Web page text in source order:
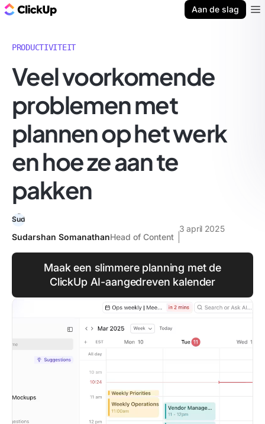
Aan de slag
PRODUCTIVITEIT
Veel voorkomende
problemen met
plannen op het werk
en hoe ze aan te
pakken
Sudarshan SomanathanHead of Content
3 april 2025
Maak een slimmere planning met de
ClickUp AI-aangedreven kalender